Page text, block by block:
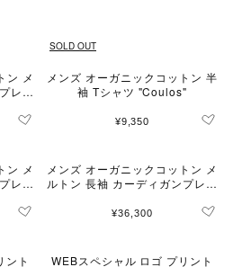
ン メ
レッ
SOLD OUT
メンズ オーガニックコットン 半
袖 Tシャツ "Coulos"
¥9,350
ン メ
レッ
メンズ オーガニックコットン メ
ルトン 長袖 カーディガンプレッ
¥36,300
ント
WEBスペシャル ロゴ プリント